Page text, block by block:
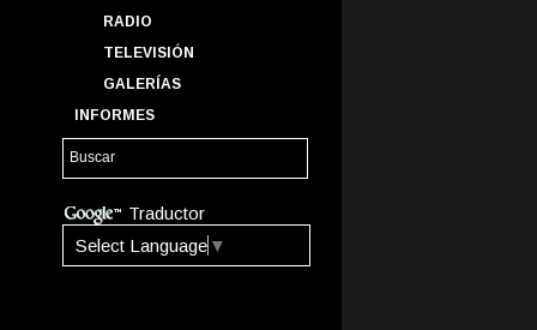
RADIO
TELEVISIÓN
GALERÍAS
INFORMES
Traductor
Select Language ▼